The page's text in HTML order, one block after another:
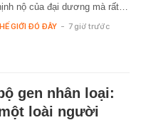
nộ của đại dương mà rất…
GIỚI ĐÓ ĐÂY - 7 giờ trước
gen nhân loại:
loài người